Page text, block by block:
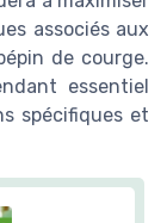
associés aux
de courge.
essentiel
spécifiques et